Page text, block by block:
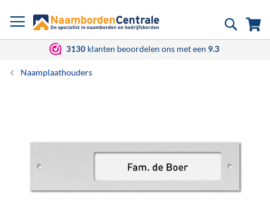
naar
Zoek
3130 klanten beoordelen ons met een 9.3
Naamplaathouders
afbeeldingen-